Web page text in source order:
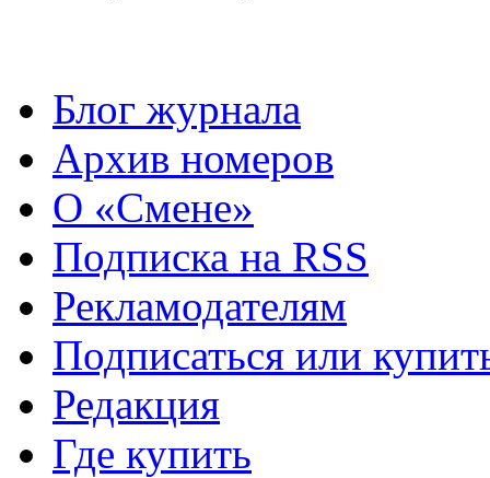
Блог журнала
Архив номеров
О «Смене»
Подписка на RSS
Рекламодателям
Подписаться или
Редакция
Где купить